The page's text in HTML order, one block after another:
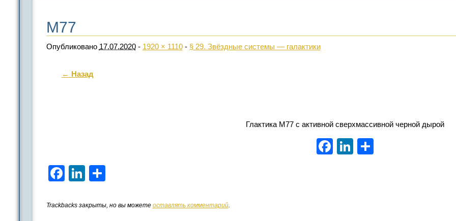
M77
Опубликовано 17.07.2020- 1920 × 1110- § 29. Звёздные системы — галактики
← Назад
Глактика М77 с активной сверхмассивной черной дырой
Facebook
LinkedIn
Facebook
LinkedIn
Trackbacks закрыты, но вы можете оставлять комментарий.